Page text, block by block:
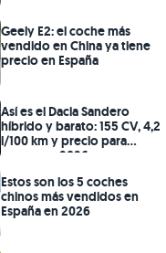
Geely E2: el coche más
vendido en China ya tiene
precio en España
Así es el Dacia Sandero
híbrido y barato: 155 CV, 4,2
l/100 km y precio para
arrasar en 2026
Estos son los 5 coches
chinos más vendidos en
España en 2026